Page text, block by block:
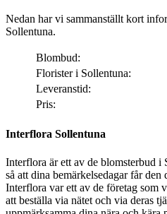
Nedan har vi sammanställt kort
Sollentuna.
Blombud:
Florister i Sollentuna:
Leveranstid:
Pris:
Interflora Sollentuna
Interflora är ett av de blomsterbud i
så att dina bemärkelsedagar får den
Interflora var ett av de företag som
att beställa via nätet och via deras